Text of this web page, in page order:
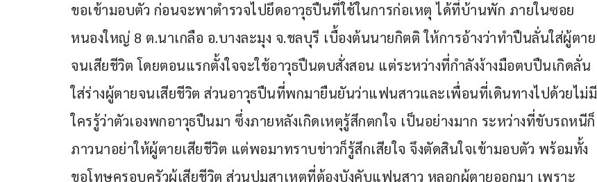
ขอเข้ามอบตัว ก่อนจะพาตำรวจไปยึดอาวุธปืนที่ใช้ในการก่อเหตุ ได้ที่บ้านพัก ภายในซอย
หนองใหญ่ 8 ต.นาเกลือ อ.บางละมุง จ.ชลบุรี เบื้องต้นนายกิตติ ให้การอ้างว่าทำปืนลั่นใส่ผู้ตาย
จนเสียชีวิต โดยตอนแรกตั้งใจจะใช้อาวุธปืนตบสั่งสอน แต่ระหว่างที่กำลังง้างมือตบปืนเกิดลั่น
ใส่ร่างผู้ตายจนเสียชีวิต ส่วนอาวุธปืนที่พกมายืนยันว่าแฟนสาวและเพื่อนที่เดินทางไปด้วยไม่มี
ใครรู้ว่าตัวเองพกอาวุธปืนมา ซึ่งภายหลังเกิดเหตุรู้สึกตกใจ เป็นอย่างมาก ระหว่างที่ขับรถหนีก็
ภาวนาอย่าให้ผู้ตายเสียชีวิต แต่พอมาทราบข่าวก็รู้สึกเสียใจ จึงตัดสินใจเข้ามอบตัว พร้อมทั้ง
ขอโทษครอบครัวผู้เสียชีวิต ส่วนปมสาเหตุที่ต้องบังคับแฟนสาว หลอกผู้ตายออกมา เพราะ